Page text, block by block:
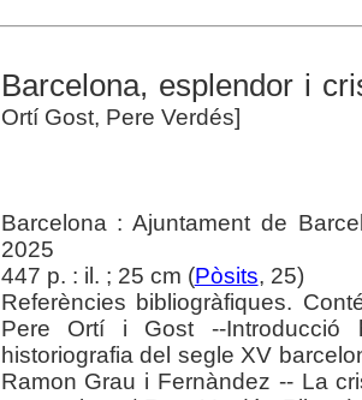
Barcelona, esplendor i
Ortí Gost, Pere Verdés]
Barcelona : Ajuntament de
2025
447 p. : il. ; 25 cm (Pòsits, 25)
Referències bibliogràfiques.
Pere Ortí i Gost --Introducció
historiografia del segle XV
Ramon Grau i Fernàndez -- La